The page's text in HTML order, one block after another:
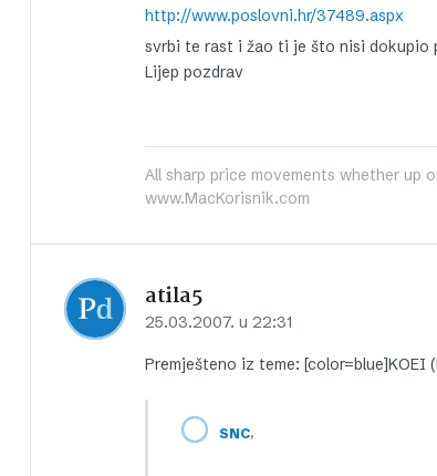
http://www.poslovni.hr/37489.aspx
svrbi te rast i žao ti je što nisi dokupio
Lijep pozdrav
All sharp price movements whether up
www.MacKorisnik.com
atila5
25.03.2007. u 22:31
Premješteno iz teme:
SNC,